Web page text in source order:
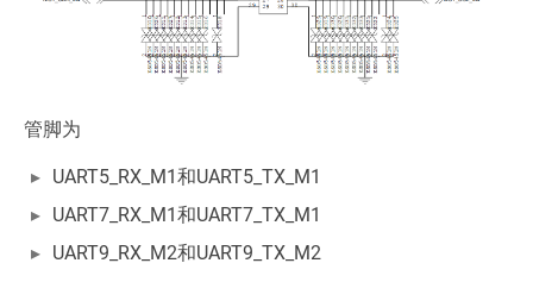
管脚为
UART5_RX_M1和UART5_TX_M1
UART7_RX_M1和UART7_TX_M1
UART9_RX_M2和UART9_TX_M2